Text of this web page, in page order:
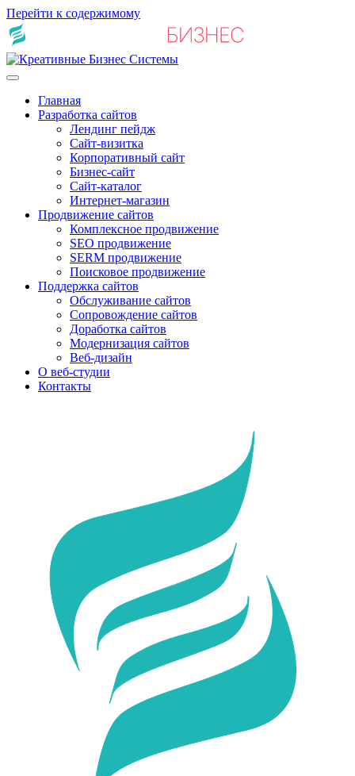
Перейти к содержимому
Главная
Разработка сайтов
Лендинг пейдж
Сайт-визитка
Корпоративный сайт
Бизнес-сайт
Сайт-каталог
Интернет-магазин
Продвижение сайтов
Комплексное продвижение
SEO продвижение
SERM продвижение
Поисковое продвижение
Поддержка сайтов
Обслуживание сайтов
Сопровождение сайтов
Доработка сайтов
Модернизация сайтов
Веб-дизайн
О веб-студии
Контакты